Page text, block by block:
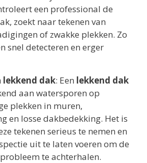
een professional de
zoekt naar tekenen van
of zwakke plekken. Zo
snel detecteren en erger
lekkend dak: Een lekkend dak
aan watersporen op
plekken in muren,
en losse dakbedekking. Het is
tekenen serieus te nemen en
uit te laten voeren om de
te achterhalen.